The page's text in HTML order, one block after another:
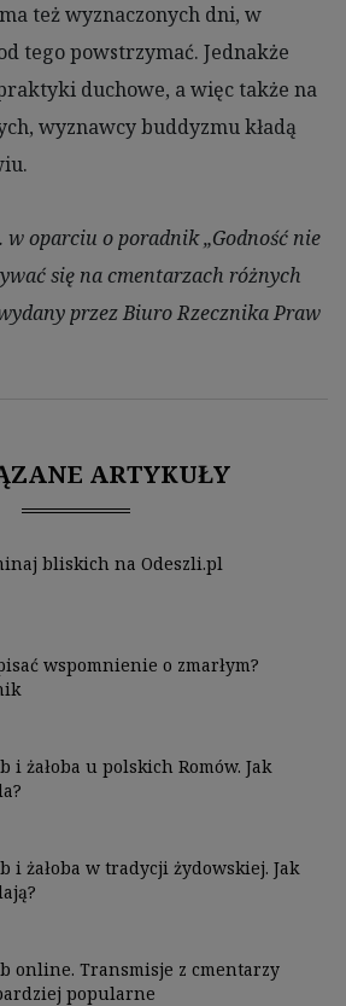
też wyznaczonych dni, w
tego powstrzymać. Jednakże
duchowe, a więc także na
wyznawcy buddyzmu kładą
w oparciu o poradnik „Godność nie
się na cmentarzach różnych
przez Biuro Rzecznika Praw
ARTYKUŁY
bliskich na Odeszli.pl
wspomnienie o zmarłym?
i żałoba u polskich Romów. Jak
i żałoba w tradycji żydowskiej. Jak
online. Transmisje z cmentarzy
popularne